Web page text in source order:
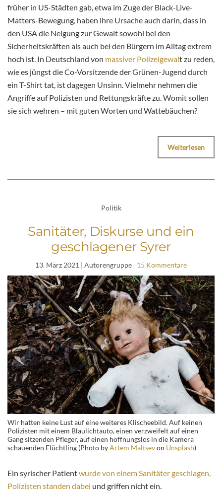
früher in US-Städten gab, etwa im Zuge der Black-Live-
Matters-Bewegung, haben ihre Ursache auch darin, dass in
den USA die Neigung zur Gewalt sowohl bei den
Sicherheitskräften als auch bei den Bürgern im Alltag extrem
hoch ist. In Deutschland von massiver Polizeigewalt zu reden,
wie es jüngst die Co-Vorsitzende der Grünen-Jugend durch
ein T-Shirt tat, ist dagegen Unsinn. Vielmehr nehmen die
Angriffe auf Polizisten und Rettungskräfte zu. Womit sollen
sie sich wehren – mit guten Worten und Wattebäuchen?
Weiterlesen
Politik
Sanitäter, Diskurse und ein
geschlagener Syrer
13. März 2021 | Autorengruppe 15 Kommentare
Wir hatten keine Lust auf eine weiteres Klischeebild. Auf keinen
Polizisten mit einem Blaulichtauto, einen verzweifelt auf einen
Gang sitzenden Pfleger, auf einen hoffnungslos in die Kamera
schauenden Flüchtling (Photo byArtem Maltsevon Unsplash)
Ein syrischer Patientwurde von einem Sanitäter geschlagen,
Polizisten standen dabei und griffen nicht ein.